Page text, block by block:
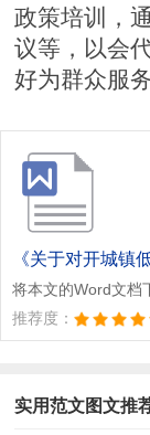
政策培训，
议等，以会
好为群众服务
将本文的Word文档
推荐度：
实用范文图文推